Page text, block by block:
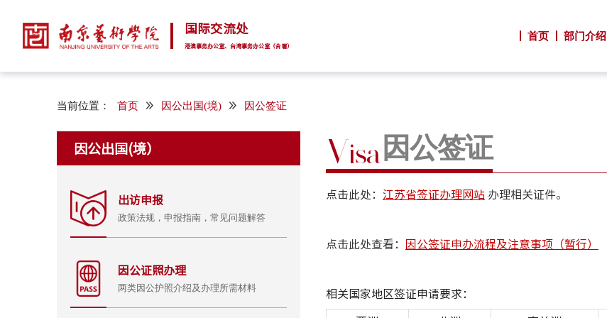
国际交流处
港澳事务办公室、台湾事务办公室（合署）
首页 部门介绍
当前位置： 首页 因公出国(境) 因公签证
因公出国(境）
出访申报
政策法规，申报指南，常见问题解答
因公证照办理
两类因公护照介绍及办理所需材料
Visa 因公签证
点击此处： 江苏省签证办理网站办理相关证件。
点击此处查看： 因公签证申办流程及注意事项（暂行）
相关国家地区签证申请要求：